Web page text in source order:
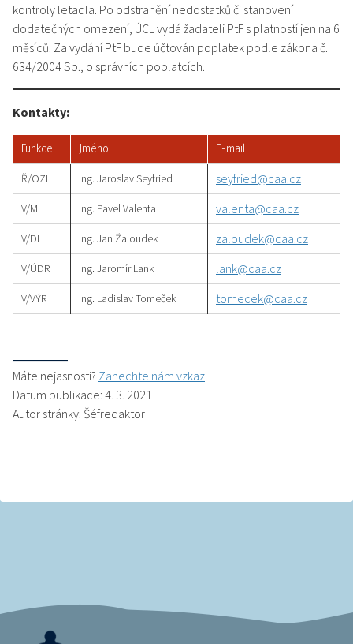
kontroly letadla. Po odstranění nedostatků či stanovení
dodatečných omezení, ÚCL vydá žadateli PtF s platností jen na 6
měsíců. Za vydání PtF bude účtován poplatek podle zákona č.
634/2004 Sb., o správních poplatcích.
Kontakty:
Funkce Jméno E-mail
Ř/OZL Ing. Jaroslav Seyfried seyfried@caa.cz
V/ML Ing. Pavel Valenta valenta@caa.cz
V/DL Ing. Jan Žaloudek zaloudek@caa.cz
V/ÚDR Ing. Jaromír Lank lank@caa.cz
V/VÝR Ing. Ladislav Tomeček tomecek@caa.cz
Máte nejasnosti? Zanechte nám vzkaz
Datum publikace: 4. 3. 2021
Autor stránky: Šéfredaktor